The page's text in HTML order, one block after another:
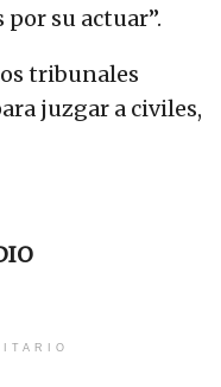
su actuar”.
tribunales
juzgar a civiles,